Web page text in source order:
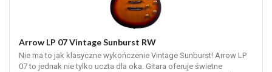
Arrow LP 07 Vintage Sunburst RW
Nie ma to jak klasyczne wykończenie Vintage Sunburst! Arrow LP
07 to jednak nie tylko uczta dla oka. Gitara oferuje świetne